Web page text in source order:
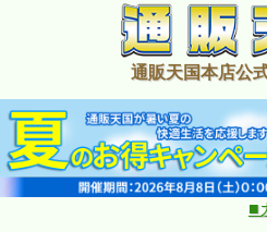
通販天国本店公
■